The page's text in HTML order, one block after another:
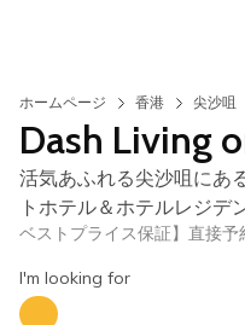
ホームページ 香港 尖沙咀
Dash Living
活気あふれる尖沙咀にあ
トホテル＆ホテルレジデ
ベストプライス保証】直接予
I'm looking for